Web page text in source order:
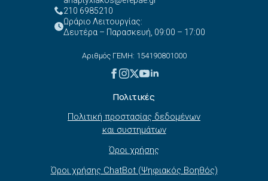
210 6985210
Ωράριο Λειτουργίας:
Δευτέρα – Παρασκευή, 09:00 – 17:00
Αριθμός ΓΕΜΗ: 154190801000
Πολιτικές
Πολιτική προστασίας δεδομένων
και συστημάτων
Όροι χρήσης
Όροι χρήσης ChatBot (Ψηφιακός Βοηθός)